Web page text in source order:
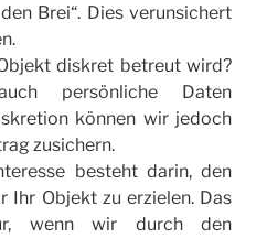
Brei“. Dies verunsichert
diskret betreut wird?
persönliche Daten
können wir jedoch
zusichern.
besteht darin, den
Ihr Objekt zu erzielen. Das
wenn wir durch den